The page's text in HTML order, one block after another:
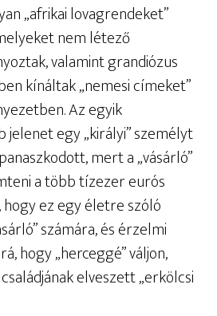
„afrikai lovagrendeket”
nem létező
valamint grandiózus
kínáltak „nemesi címeket”
Az egyik
egy „királyi” személyt
mert a „vásárló”
a több tízezer eurós
hogy ez egy életre szóló
számára, és érzelmi
hogy „herceggé” váljon,
elveszett „erkölcsi